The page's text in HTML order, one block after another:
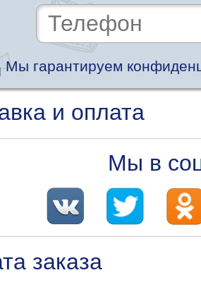
Мы гарантируем
и оплата
Мы в
заказа